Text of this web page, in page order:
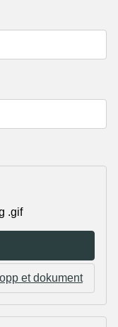
.gif
et dokument